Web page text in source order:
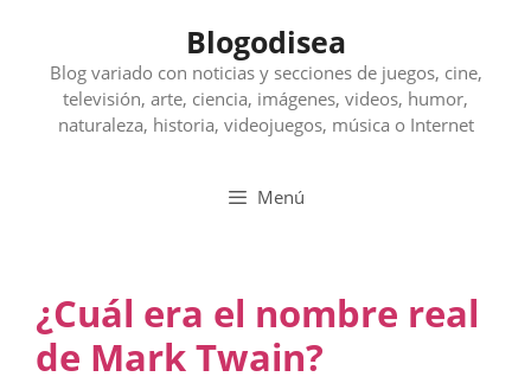
contenido
Blogodisea
Blog variado con noticias y secciones de juegos, cine,
televisión, arte, ciencia, imágenes, videos, humor,
naturaleza, historia, videojuegos, música o Internet
Menú
¿Cuál era el nombre real
de Mark Twain?